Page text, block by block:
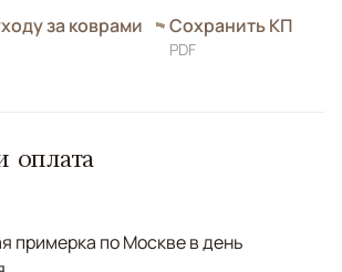
за коврами Сохранить КП
PDF
оплата
примерка по Москве в день